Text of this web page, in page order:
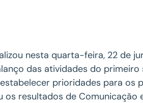
nesta quarta-feira, 22 de
das atividades do
prioridades para os
os resultados de